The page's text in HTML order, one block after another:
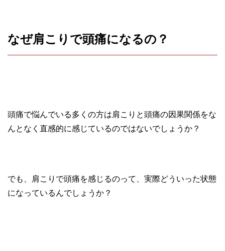
なぜ肩こりで頭痛になるの？
頭痛で悩んでいる多くの方は肩こりと頭痛の因果関係をな
んとなく直感的に感じているのではないでしょうか？
でも、肩こりで頭痛を感じるのって、実際どういった状態
になっているんでしょうか？